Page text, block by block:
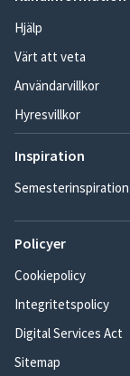
Hjälp
Värt att veta
Användarvillkor
Hyresvillkor
Inspiration
Semesterinspiration
Policyer
Cookiepolicy
Integritetspolicy
Digital Services Act
Sitemap